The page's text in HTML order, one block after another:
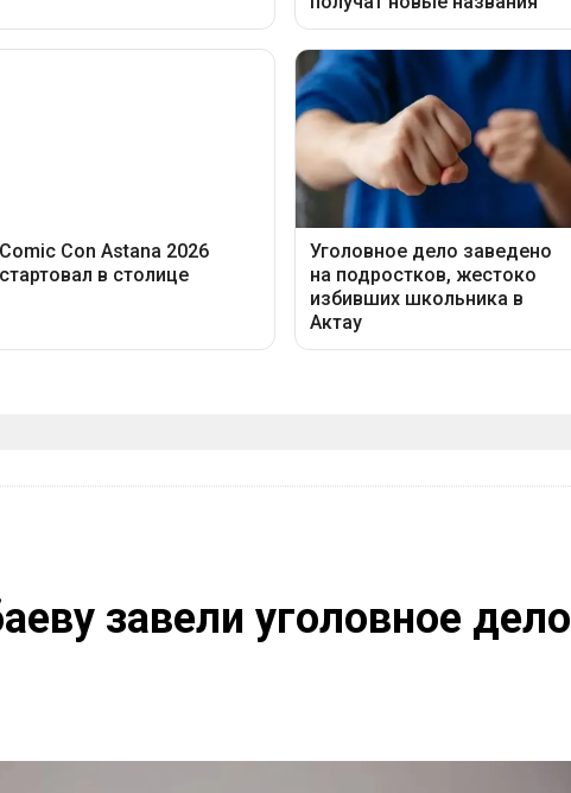
завели уголовное дело